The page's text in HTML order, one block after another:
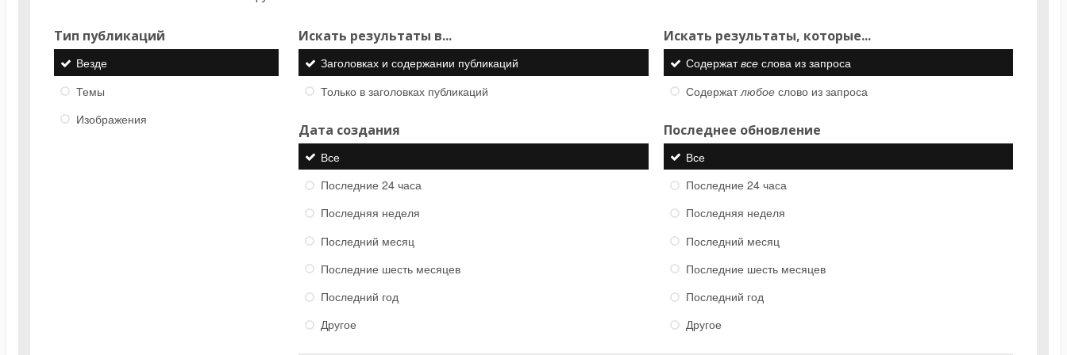
Тип публикаций
Везде
Темы
Изображения
Искать результаты в...
Заголовках и содержании публикаций
Только в заголовках публикаций
Искать результаты, которые...
Содержатвсеслова из запроса
Содержатлюбоеслово из запроса
Дата создания
Все
Последние 24 часа
Последняя неделя
Последний месяц
Последние шесть месяцев
Последний год
Другое
Последнее обновление
Все
Последние 24 часа
Последняя неделя
Последний месяц
Последние шесть месяцев
Последний год
Другое